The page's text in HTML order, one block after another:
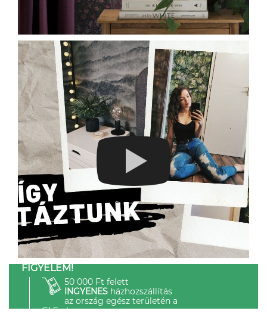
FIGYELEM!
50 000 Ft felett
INGYENESházhozszállítás
az ország egész területén a
GLS-el.